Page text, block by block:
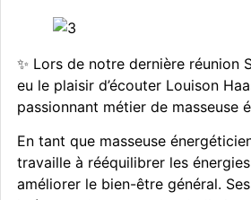
✨ Lors de notre dernière réunion
eu le plaisir d’écouter Louison
passionnant métier de masseuse
En tant que masseuse
travaille à rééquilibrer les
améliorer le bien-être général.